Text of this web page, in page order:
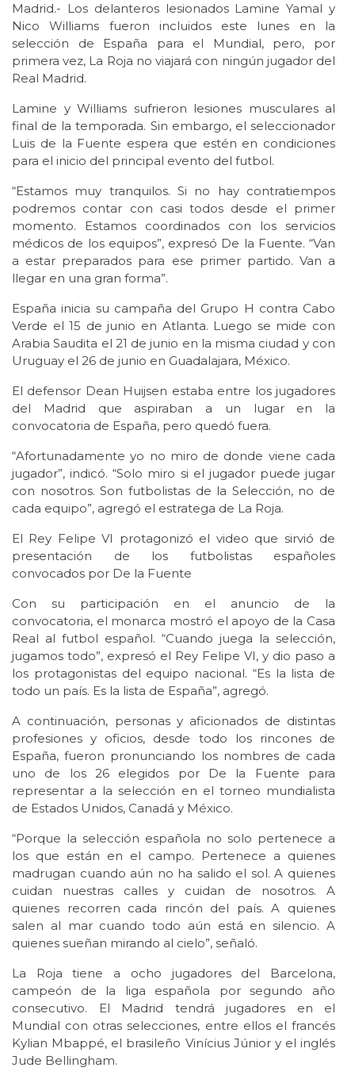
Madrid.- Los delanteros lesionados Lamine Yamal y
Nico Williams fueron incluidos este lunes en la
selección de España para el Mundial, pero, por
primera vez, La Roja no viajará con ningún jugador del
Real Madrid.
Lamine y Williams sufrieron lesiones musculares al
final de la temporada. Sin embargo, el seleccionador
Luis de la Fuente espera que estén en condiciones
para el inicio del principal evento del futbol.
“Estamos muy tranquilos. Si no hay contratiempos
podremos contar con casi todos desde el primer
momento. Estamos coordinados con los servicios
médicos de los equipos”, expresó De la Fuente. “Van
a estar preparados para ese primer partido. Van a
llegar en una gran forma”.
España inicia su campaña del Grupo H contra Cabo
Verde el 15 de junio en Atlanta. Luego se mide con
Arabia Saudita el 21 de junio en la misma ciudad y con
Uruguay el 26 de junio en Guadalajara, México.
El defensor Dean Huijsen estaba entre los jugadores
del Madrid que aspiraban a un lugar en la
convocatoria de España, pero quedó fuera.
“Afortunadamente yo no miro de donde viene cada
jugador”, indicó. “Solo miro si el jugador puede jugar
con nosotros. Son futbolistas de la Selección, no de
cada equipo”, agregó el estratega de La Roja.
El Rey Felipe VI protagonizó el video que sirvió de
presentación de los futbolistas españoles
convocados por De la Fuente
Con su participación en el anuncio de la
convocatoria, el monarca mostró el apoyo de la Casa
Real al futbol español. “Cuando juega la selección,
jugamos todo”, expresó el Rey Felipe VI, y dio paso a
los protagonistas del equipo nacional. “Es la lista de
todo un país. Es la lista de España”, agregó.
A continuación, personas y aficionados de distintas
profesiones y oficios, desde todo los rincones de
España, fueron pronunciando los nombres de cada
uno de los 26 elegidos por De la Fuente para
representar a la selección en el torneo mundialista
de Estados Unidos, Canadá y México.
“Porque la selección española no solo pertenece a
los que están en el campo. Pertenece a quienes
madrugan cuando aún no ha salido el sol. A quienes
cuidan nuestras calles y cuidan de nosotros. A
quienes recorren cada rincón del país. A quienes
salen al mar cuando todo aún está en silencio. A
quienes sueñan mirando al cielo”, señaló.
La Roja tiene a ocho jugadores del Barcelona,
campeón de la liga española por segundo año
consecutivo. El Madrid tendrá jugadores en el
Mundial con otras selecciones, entre ellos el francés
Kylian Mbappé, el brasileño Vinícius Júnior y el inglés
Jude Bellingham.